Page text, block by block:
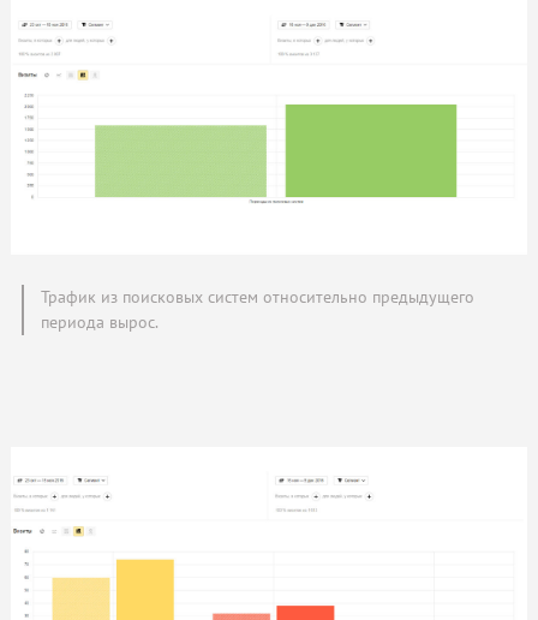
Трафик из поисковых систем относительно предыдущего
периода вырос.